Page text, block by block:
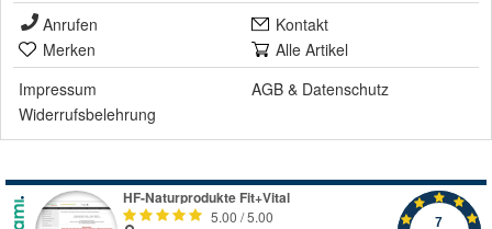
Anrufen
Kontakt
Merken
Alle Artikel
Impressum
AGB & Datenschutz
Widerrufsbelehrung